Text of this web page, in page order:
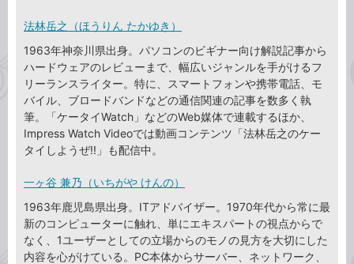
法林岳之（ほうりん たかゆき）
1963年神奈川県出身。パソコンのビギナー向け解説記事から
ハードウェアのレビューまで、幅広いジャンルを手がけるフ
リーランスライター。特に、スマートフォンや携帯電話、モ
バイル、ブロードバンドなどの通信関連の記事を数多く執
筆。「ケータイWatch」などのWeb媒体で連載するほか、
Impress Watch Videoでは動画コンテンツ「法林岳之のケー
タイしようぜ!!」も配信中。
一ヶ谷 兼乃（いちがや けんの）
1963年鹿児島県出身。ITアドバイザー。1970年代から常に最
新のコンピューターに触れ、単にエキスパートの視点からで
なく、1ユーザーとしての立場からのモノの見方を大切にした
内容を心がけている。PC本体からサーバー、ネットワーク、